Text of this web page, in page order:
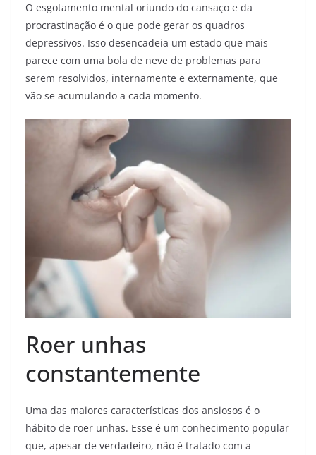
O esgotamento mental oriundo do cansaço e da
procrastinação é o que pode gerar os quadros
depressivos. Isso desencadeia um estado que mais
parece com uma bola de neve de problemas para
serem resolvidos, internamente e externamente, que
vão se acumulando a cada momento.
Roer unhas
constantemente
Uma das maiores características dos ansiosos é o
hábito de roer unhas. Esse é um conhecimento popular
que, apesar de verdadeiro, não é tratado com a